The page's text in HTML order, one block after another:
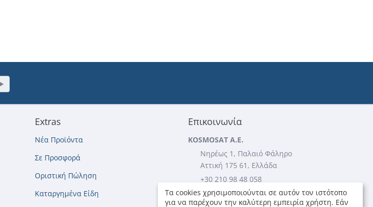
Extras
Νέα Προϊόντα
Σε Προσφορά
Οριστική Πώληση
Καταργημένα Είδη
Επικοινωνία
KOSMOSAT A.E.
Νηρέως 1, Παλαιό Φάληρο
Αττική 175 61, Ελλάδα
+30 210 98 48 058
+30 210 98 49 705
Τα cookies χρησιμοποιούνται σε αυτόν τον ιστότοπο
για να παρέχουν την καλύτερη εμπειρία χρήστη. Εάν